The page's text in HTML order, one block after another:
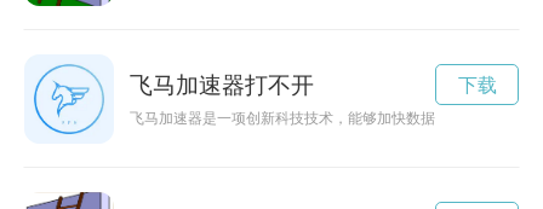
飞马加速器打不开
飞马加速器是一项创新科技技术，能够加快数据传输速度，提
下载